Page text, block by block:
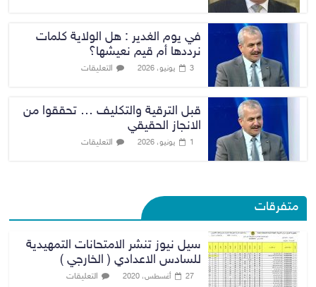
في يوم الغدير : هل الولاية كلمات
نرددها أم قيم نعيشها؟
3 يونيو، 2026 التعليقات
قبل الترقية والتكليف … تحققوا من
الانجاز الحقيقي
1 يونيو، 2026 التعليقات
متفرقات
سيل نيوز تنشر الامتحانات التمهيدية
للسادس الاعدادي ( الخارجي )
27 أغسطس، 2020 التعليقات